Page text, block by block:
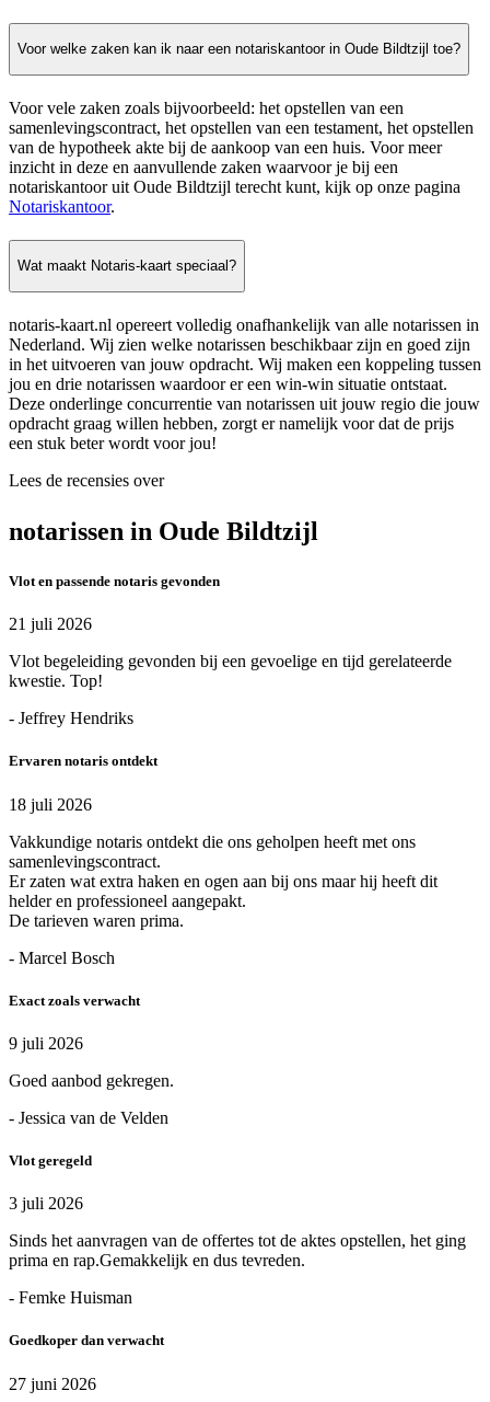
Voor welke zaken kan ik naar een notariskantoor in Oude Bildtzijl toe?
Voor vele zaken zoals bijvoorbeeld: het opstellen van een
samenlevingscontract, het opstellen van een testament, het opstellen
van de hypotheek akte bij de aankoop van een huis. Voor meer
inzicht in deze en aanvullende zaken waarvoor je bij een
notariskantoor uit Oude Bildtzijl terecht kunt, kijk op onze pagina
Notariskantoor.
Wat maakt Notaris-kaart speciaal?
notaris-kaart.nl opereert volledig onafhankelijk van alle notarissen in
Nederland. Wij zien welke notarissen beschikbaar zijn en goed zijn
in het uitvoeren van jouw opdracht. Wij maken een koppeling tussen
jou en drie notarissen waardoor er een win-win situatie ontstaat.
Deze onderlinge concurrentie van notarissen uit jouw regio die jouw
opdracht graag willen hebben, zorgt er namelijk voor dat de prijs
een stuk beter wordt voor jou!
Lees de recensies over
notarissen in Oude Bildtzijl
Vlot en passende notaris gevonden
21 juli 2026
Vlot begeleiding gevonden bij een gevoelige en tijd gerelateerde
kwestie. Top!
- Jeffrey Hendriks
Ervaren notaris ontdekt
18 juli 2026
Vakkundige notaris ontdekt die ons geholpen heeft met ons
samenlevingscontract.
Er zaten wat extra haken en ogen aan bij ons maar hij heeft dit
helder en professioneel aangepakt.
De tarieven waren prima.
- Marcel Bosch
Exact zoals verwacht
9 juli 2026
Goed aanbod gekregen.
- Jessica van de Velden
Vlot geregeld
3 juli 2026
Sinds het aanvragen van de offertes tot de aktes opstellen, het ging
prima en rap.Gemakkelijk en dus tevreden.
- Femke Huisman
Goedkoper dan verwacht
27 juni 2026